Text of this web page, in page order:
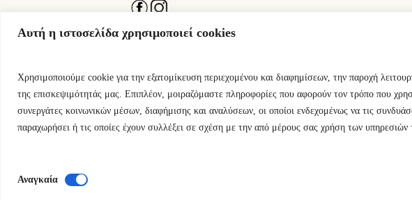
Αυτή η ιστοσελίδα χρησιμοποιεί cookies
Χρησιμοποιούμε cookie για την εξατομίκευση περιεχομένου και διαφημίσεων, την παροχή
της επισκεψιμότητάς μας. Επιπλέον, μοιραζόμαστε πληροφορίες που αφορούν τον τρόπο που
συνεργάτες κοινωνικών μέσων, διαφήμισης και αναλύσεων, οι οποίοι ενδεχομένως να τις
παραχωρήσει ή τις οποίες έχουν συλλέξει σε σχέση με την από μέρους σας χρήση των υπηρεσιών
Αναγκαία